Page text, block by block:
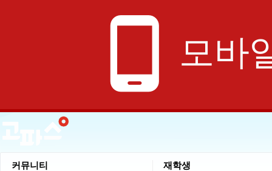
phone_android 모바
커뮤니티 재학생